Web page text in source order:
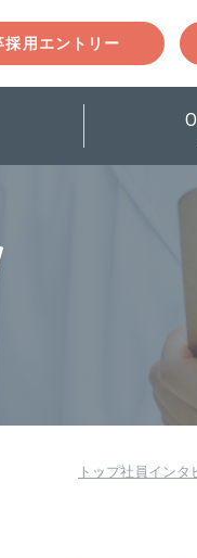
採用エントリー
トップ社員インタ